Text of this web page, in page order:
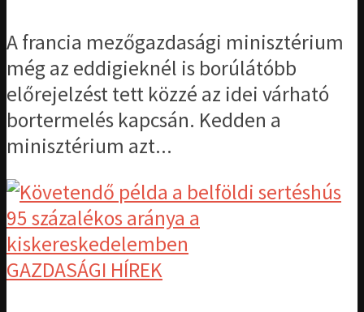
A francia mezőgazdasági minisztérium
még az eddigieknél is borúlátóbb
előrejelzést tett közzé az idei várható
bortermelés kapcsán. Kedden a
minisztérium azt...
GAZDASÁGI HÍREK